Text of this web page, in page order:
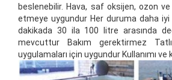
beslenebilir. Hava, saf oksijen, ozon
etmeye uygundur Her duruma daha
dakikada 30 ila 100 litre arasında
mevcuttur Bakım gerektirmez
uygulamaları için uygundur Kullanımı ve